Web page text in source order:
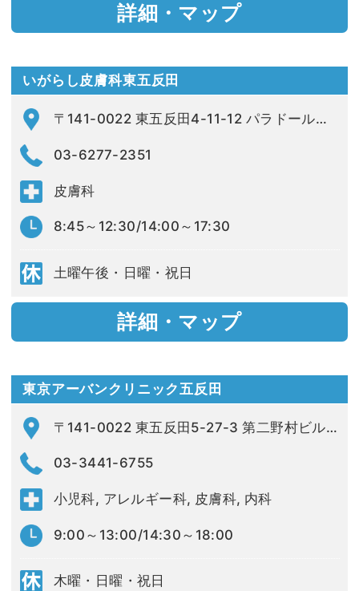
詳細・マップ
いがらし皮膚科東五反田
〒141-0022 東五反田4-11-12 パラドール池田山102号
03-6277-2351
皮膚科
8:45～12:30/14:00～17:30
土曜午後・日曜・祝日
詳細・マップ
東京アーバンクリニック五反田
〒141-0022 東五反田5-27-3 第二野村ビル5F
03-3441-6755
小児科, アレルギー科, 皮膚科, 内科
9:00～13:00/14:30～18:00
木曜・日曜・祝日